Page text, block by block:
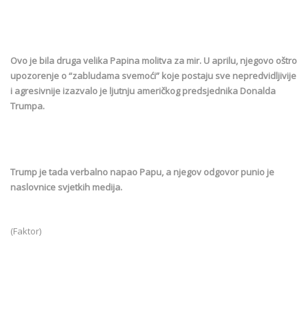
Ovo je bila druga velika Papina molitva za mir. U aprilu, njegovo oštro
upozorenje o “zabludama svemoći” koje postaju sve nepredvidljivije
i agresivnije izazvalo je ljutnju američkog predsjednika Donalda
Trumpa.
Trump je tada verbalno napao Papu, a njegov odgovor punio je
naslovnice svjetkih medija.
(Faktor)